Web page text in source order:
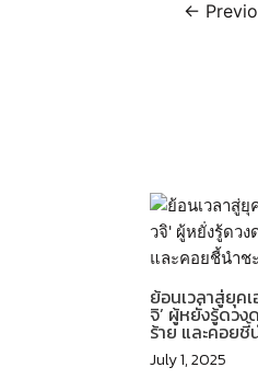
←
ย้อนเวลาสู่ยุค
จิ’ ผู้หยั่งรู้ดว
ร้าย และคอย
July 1, 2025